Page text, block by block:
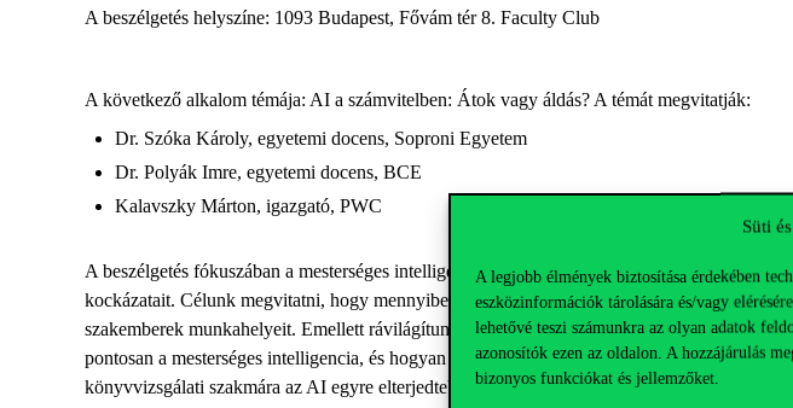
Süti
A legjobb élmények biztosítása érdekében
eszközinformációk tárolására és/vagy
lehetővé teszi számunkra az olyan adatok
azonosítók ezen az oldalon. A hozzájárulás
bizonyos funkciókat és jellemzőket.
A beszélgetés helyszíne: 1093 Budapest, Fővám tér 8. Faculty Club
A következő alkalom témája: AI a számvitelben: Átok vagy áldás? A témát megvitatják:
Dr. Szóka Károly, egyetemi docens, Soproni Egyetem
Dr. Polyák Imre, egyetemi docens, BCE
Kalavszky Márton, igazgató, PWC
A beszélgetés fókuszában a mesterséges intelligencia (AI) számvitelben és
kockázatait. Célunk megvitatni, hogy mennyiben könnyítheti vagy esetleg nehezítheti ez a
szakemberek munkahelyeit. Emellett rávilágítunk arra is, hogy milyen mélyreható
pontosan a mesterséges intelligencia, és hogyan különíthető el a big data, valamint más
könyvvizsgálati szakmára az AI egyre elterjedtebb használata, és milyen lehetőségeket